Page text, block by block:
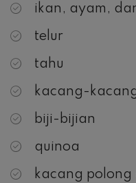
ikan, ayam,
telur
tahu
kacang-
biji-bijian
quinoa
kacang polong